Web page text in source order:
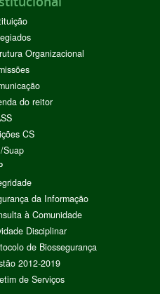
Organizacional
do reitor
CS
Suap
da Informação
à Comunidade
Disciplinar
de Biossegurança
2012-2019
de Serviços